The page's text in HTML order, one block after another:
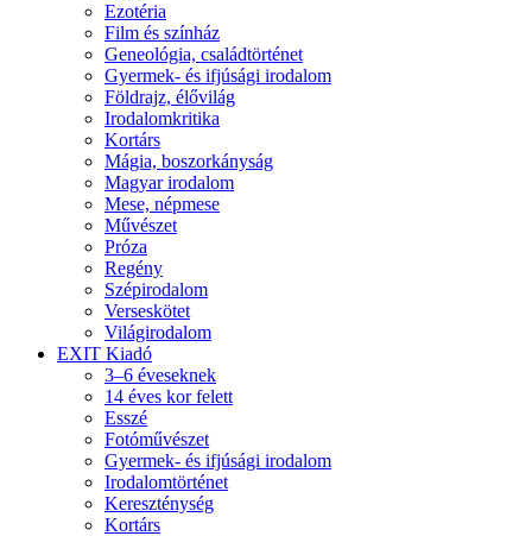
Ezotéria
Film és színház
Geneológia, családtörténet
Gyermek- és ifjúsági irodalom
Földrajz, élővilág
Irodalomkritika
Kortárs
Mágia, boszorkányság
Magyar irodalom
Mese, népmese
Művészet
Próza
Regény
Szépirodalom
Verseskötet
Világirodalom
EXIT Kiadó
3–6 éveseknek
14 éves kor felett
Esszé
Fotóművészet
Gyermek- és ifjúsági irodalom
Irodalomtörténet
Kereszténység
Kortárs